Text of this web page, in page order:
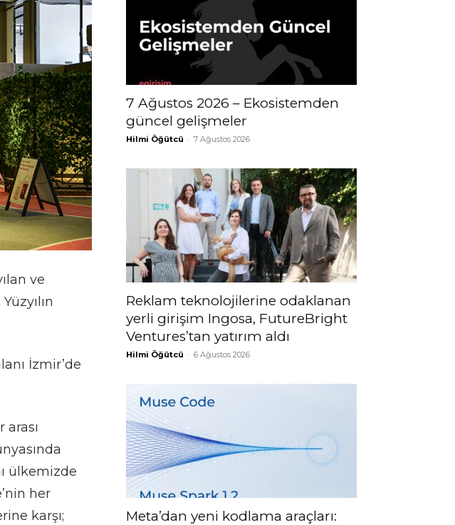
ve
İzmir’de
ülkemizde
her
karşı;
7 Ağustos 2026 – Ekosistemden
güncel gelişmeler
Hilmi Öğütcü - 7 Ağustos 2026
Reklam teknolojilerine odaklanan
yerli girişim Ingosa, FutureBright
Ventures’tan yatırım aldı
Hilmi Öğütcü - 6 Ağustos 2026
Meta’dan yeni kodlama araçları: